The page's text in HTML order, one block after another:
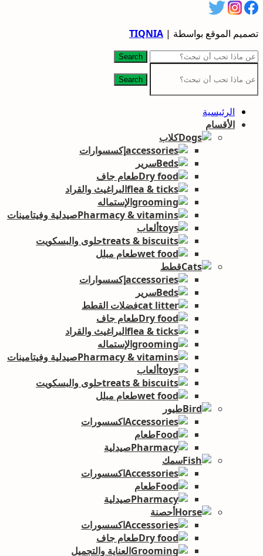
تصميم الموقع بواسطة | TIQNIA
Search
Search
الرئيسية
الأقسام
كلاب
إكسسوارات
سرير
طعام جاف
البراغيث والقراد
الإستماله
صيدلية وفيتامينات
ألعاب
حلوى والبسكويت
طعام مبلل
قطط
إكسسوارات
سرير
فضلات القطط
طعام جاف
البراغيث والقراد
الإستماله
صيدلية وفيتامينات
ألعاب
حلوى والبسكويت
طعام مبلل
طيور
اكسسورات
طعام
صيدلية
سمك
اكسسورات
طعام
صيدلية
أحصنة
اكسسورات
طعام جاف
العناية والتجميل